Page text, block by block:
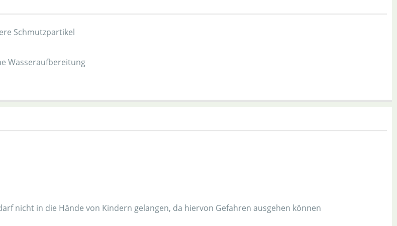
Schmutzpartikel
Wasseraufbereitung
nicht in die Hände von Kindern gelangen, da hiervon Gefahren ausgehen können